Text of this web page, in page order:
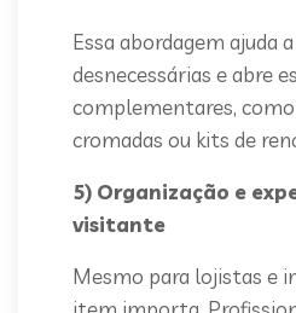
Essa abordagem ajuda
desnecessárias e abre
complementares,
cromadas ou kits de
5) Organização e
visitante
Mesmo para lojistas e